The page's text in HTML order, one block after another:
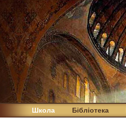
Школа Бібліотека